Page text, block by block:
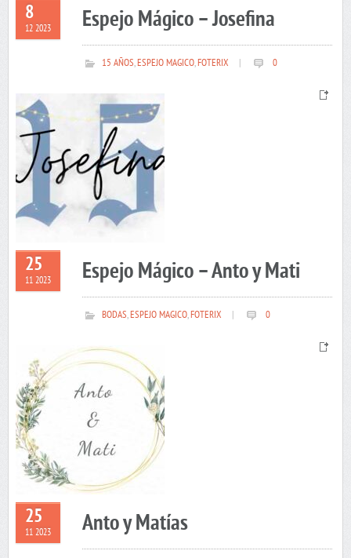
8
12 2023 Espejo Mágico – Josefina
15 AÑOS,ESPEJO MAGICO,FOTERIX 0
25
11 2023 Espejo Mágico – Anto y Mati
BODAS,ESPEJO MAGICO,FOTERIX 0
25
11 2023 Anto y Matías